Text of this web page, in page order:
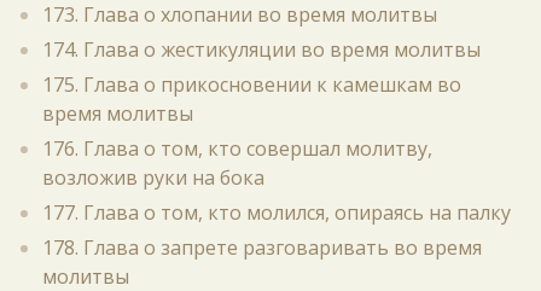
173. Глава о хлопании во время молитвы
174. Глава о жестикуляции во время молитвы
175. Глава о прикосновении к камешкам во
время молитвы
176. Глава о том, кто совершал молитву,
возложив руки на бока
177. Глава о том, кто молился, опираясь на палку
178. Глава о запрете разговаривать во время
молитвы